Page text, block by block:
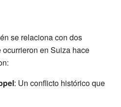
se relaciona con dos
en Suiza hace
: Un conflicto histórico que